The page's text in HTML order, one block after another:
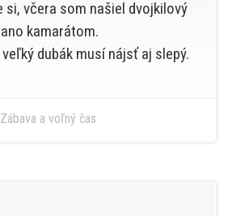
si, včera som našiel dvojkilový
kamarátom.
dubák musí nájsť aj slepý.
Zábava a voľný čas